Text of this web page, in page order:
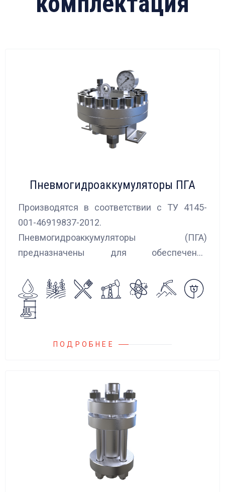
Пневмогидроаккумуляторы ПГА
Производятся в соответствии с ТУ 4145-
001-46919837-2012.
Пневмогидроаккумуляторы (ПГА)
предназначены для обеспечения
колебаний потока жидкости, возникающих в
гидравлических системах.
ПОДРОБНЕЕ